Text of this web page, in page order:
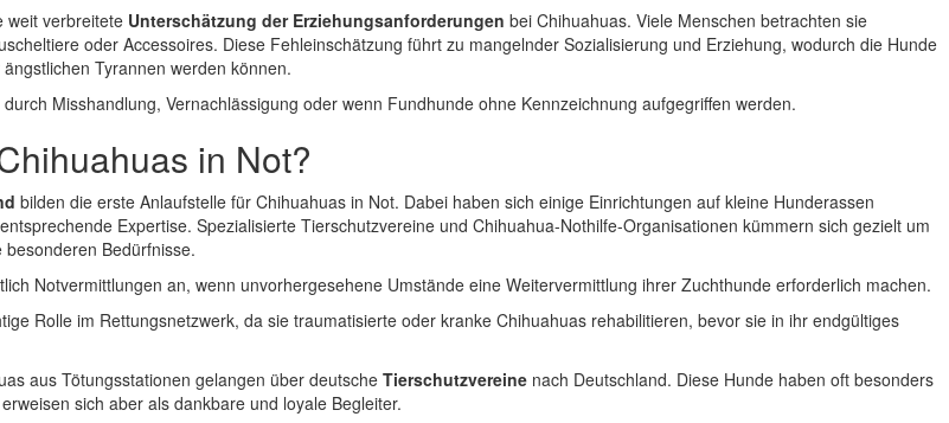
weit verbreitete Unterschätzung der Erziehungsanforderungen bei Chihuahuas. Viele Menschen betrachten sie
oder Accessoires. Diese Fehleinschätzung führt zu mangelnder Sozialisierung und Erziehung, wodurch die Hunde
Tyrannen werden können.
Misshandlung, Vernachlässigung oder wenn Fundhunde ohne Kennzeichnung aufgegriffen werden.
in Not?
bilden die erste Anlaufstelle für Chihuahuas in Not. Dabei haben sich einige Einrichtungen auf kleine Hunderassen
Expertise. Spezialisierte Tierschutzvereine und Chihuahua-Nothilfe-Organisationen kümmern sich gezielt um
Bedürfnisse.
Notvermittlungen an, wenn unvorhergesehene Umstände eine Weitervermittlung ihrer Zuchthunde erforderlich machen.
Rolle im Rettungsnetzwerk, da sie traumatisierte oder kranke Chihuahuas rehabilitieren, bevor sie in ihr endgültiges
aus Tötungsstationen gelangen über deutsche Tierschutzvereinenach Deutschland. Diese Hunde haben oft besonders
sich aber als dankbare und loyale Begleiter.